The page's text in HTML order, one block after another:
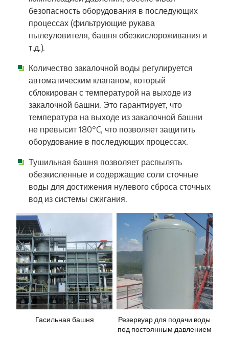
безопасность оборудования в последующих
процессах (фильтрующие рукава
пылеуловителя, башня обезкислороживания и
т.д.).
Количество закалочной воды регулируется
автоматическим клапаном, который
сблокирован с температурой на выходе из
закалочной башни. Это гарантирует, что
температура на выходе из закалочной башни
не превысит 180°C, что позволяет защитить
оборудование в последующих процессах.
Тушильная башня позволяет распылять
обезкисленные и содержащие соли сточные
воды для достижения нулевого сброса сточных
вод из системы сжигания.
Гасильная башня
Резервуар для подачи воды
под постоянным давлением